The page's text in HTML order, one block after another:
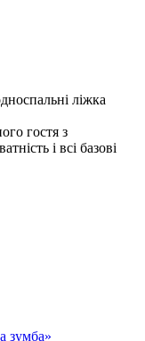
ліжка
гостя з
і всі базові
зумба»